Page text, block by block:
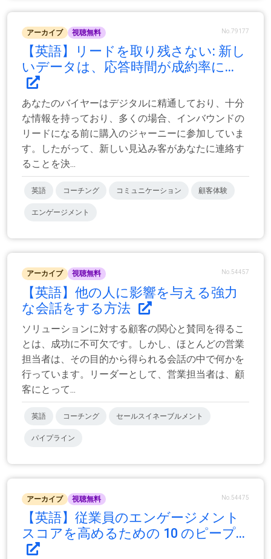
アーカイブ 視聴無料 No.79177
【英語】リードを取り残さない: 新し
いデータは、応答時間が成約率に...
あなたのバイヤーはデジタルに精通しており、十分
な情報を持っており、多くの場合、インバウンドの
リードになる前に購入のジャーニーに参加していま
す。したがって、新しい見込み客があなたに連絡す
ることを決...
英語 コーチング コミュニケーション 顧客体験
エンゲージメント
アーカイブ 視聴無料 No.54457
【英語】他の人に影響を与える強力
な会話をする方法
ソリューションに対する顧客の関心と賛同を得るこ
とは、成功に不可欠です。しかし、ほとんどの営業
担当者は、その目的から得られる会話の中で何かを
行っています。リーダーとして、営業担当者は、顧
客にとって...
英語 コーチング セールスイネーブルメント
パイプライン
アーカイブ 視聴無料 No.54475
【英語】従業員のエンゲージメント
スコアを高めるための 10 のピープ...